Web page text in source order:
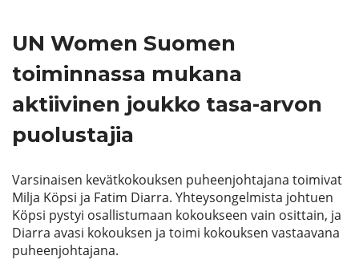
UN Women Suomen
toiminnassa mukana
aktiivinen joukko tasa-arvon
puolustajia
Varsinaisen kevätkokouksen puheenjohtajana toimivat
Milja Köpsi ja Fatim Diarra. Yhteysongelmista johtuen
Köpsi pystyi osallistumaan kokoukseen vain osittain, ja
Diarra avasi kokouksen ja toimi kokouksen vastaavana
puheenjohtajana.